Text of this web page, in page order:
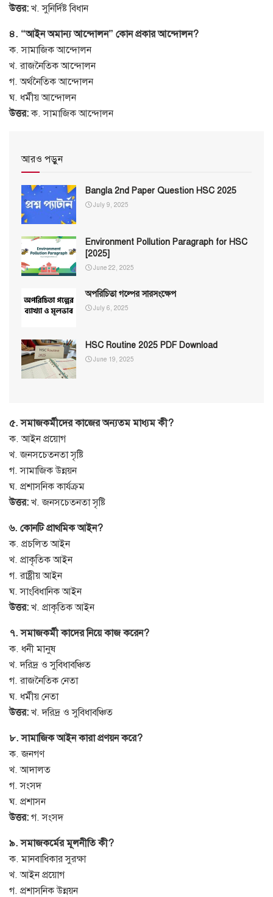
উত্তর: খ. সুনির্দিষ্ট বিধান
৪. “আইন অমান্য আন্দোলন” কোন প্রকার আন্দোলন?
ক. সামাজিক আন্দোলন
খ. রাজনৈতিক আন্দোলন
গ. অর্থনৈতিক আন্দোলন
ঘ. ধর্মীয় আন্দোলন
উত্তর:ক. সামাজিক আন্দোলন
আরও পড়ুন
Bangla 2nd Paper Question HSC 2025
July 9, 2025
Environment Pollution Paragraph for HSC
[2025]
June 22, 2025
অপরিচিতা গল্পের সারসংক্ষেপ
July 6, 2025
HSC Routine 2025 PDF Download
June 19, 2025
৫. সমাজকর্মীদের কাজের অন্যতম মাধ্যম কী?
ক. আইন প্রয়োগ
খ. জনসচেতনতা সৃষ্টি
গ. সামাজিক উন্নয়ন
ঘ. প্রশাসনিক কার্যক্রম
উত্তর: খ. জনসচেতনতা সৃষ্টি
৬. কোনটি প্রাথমিক আইন?
ক. প্রচলিত আইন
খ. প্রাকৃতিক আইন
গ. রাষ্ট্রীয় আইন
ঘ. সাংবিধানিক আইন
উত্তর: খ. প্রাকৃতিক আইন
৭. সমাজকর্মী কাদের নিয়ে কাজ করেন?
ক. ধনী মানুষ
খ. দরিদ্র ও সুবিধাবঞ্চিত
গ. রাজনৈতিক নেতা
ঘ. ধর্মীয় নেতা
উত্তর: খ. দরিদ্র ও সুবিধাবঞ্চিত
৮. সামাজিক আইন কারা প্রণয়ন করে?
ক. জনগণ
খ. আদালত
গ. সংসদ
ঘ. প্রশাসন
উত্তর: গ. সংসদ
৯. সমাজকর্মের মূলনীতি কী?
ক. মানবাধিকার সুরক্ষা
খ. আইন প্রয়োগ
গ. প্রশাসনিক উন্নয়ন